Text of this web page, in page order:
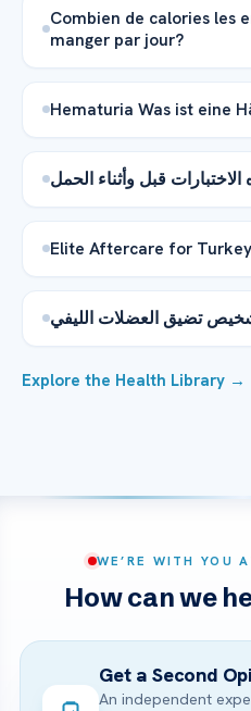
Combien de calories les
manger par jour?
Hematuria Was ist eine
قبل وأثناء الحمل
Elite Aftercare for
تضيق العضلات الليفي
Explore the Health Library →
WE’RE WITH YOU
How can we
Get a Second
An independent